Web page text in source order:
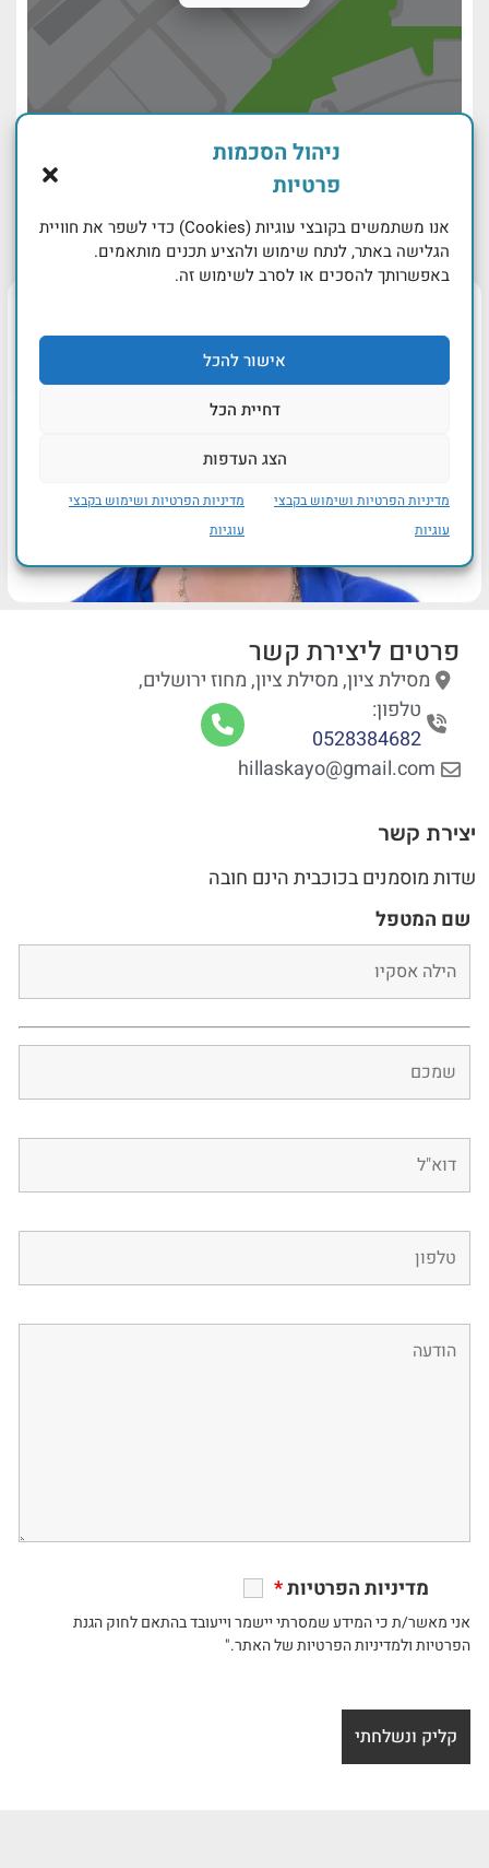
ניהול הסכמות
פרטיות
אנו משתמשים בקובצי עוגיות (Cookies) כדי לשפר את חוויית
הגלישה באתר, לנתח שימוש ולהציע תכנים מותאמים.
באפשרותך להסכים או לסרב לשימוש זה.
אישור להכל
דחיית הכל
הצג העדפות
מדיניות הפרטיות ושימוש בקבצי
עוגיות
מדיניות הפרטיות ושימוש בקבצי
עוגיות
פרטים ליצירת קשר
מסילת ציון, מסילת ציון, מחוז ירושלים,
טלפון:
0528384682
hillaskayo@gmail.com
יצירת קשר
שדות מוסמנים בכוכבית הינם חובה
שם המטפל
מדיניות הפרטיות*
אני מאשר/ת כי המידע שמסרתי יישמר וייעובד בהתאם לחוק הגנת
הפרטיות ולמדיניות הפרטיות של האתר."